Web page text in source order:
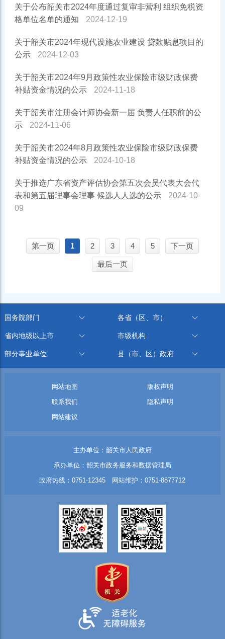
关于公布韶关市2024年度通过复审非营利 组织免税资
格单位名单的通知
2024-12-19
关于韶关市2024年现代设施农业建设 贷款贴息项目的
公示
2024-12-03
关于韶关市2024年9月政策性农业保险市级财政保费
补贴资金情况的公示
2024-11-18
关于韶关市注册会计师协会新一届 负责人任职前的公
示
2024-11-06
关于韶关市2024年8月政策性农业保险市级财政保费
补贴资金情况的公示
2024-10-18
关于推选广东省资产评估协会第五次会员代表大会代
表和第五届理事会理事 候选人人选的公示
2024-10-
09
第一页 1 2 3 4 5 下一页
最后一页
国务院部门 各省（区、市）
省内地级以上市 市级机构
部分事业单位 县（市、区）政府
网站地图
版权声明
联系我们
隐私声明
网站建议
主办单位：韶关市人民政府
承办单位：韶关市政务服务和数据管理局
政府热线：0751-12345 网站维护：0751-8877712